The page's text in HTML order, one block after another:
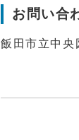
お問い合
飯田市立中